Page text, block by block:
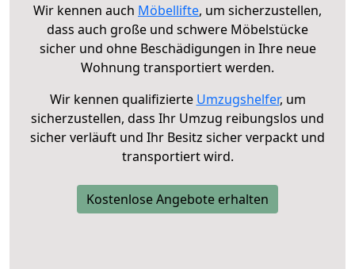
Wir kennen auch Möbellifte, um sicherzustellen,
dass auch große und schwere Möbelstücke
sicher und ohne Beschädigungen in Ihre neue
Wohnung transportiert werden.
Wir kennen qualifizierte Umzugshelfer, um
sicherzustellen, dass Ihr Umzug reibungslos und
sicher verläuft und Ihr Besitz sicher verpackt und
transportiert wird.
Kostenlose Angebote erhalten